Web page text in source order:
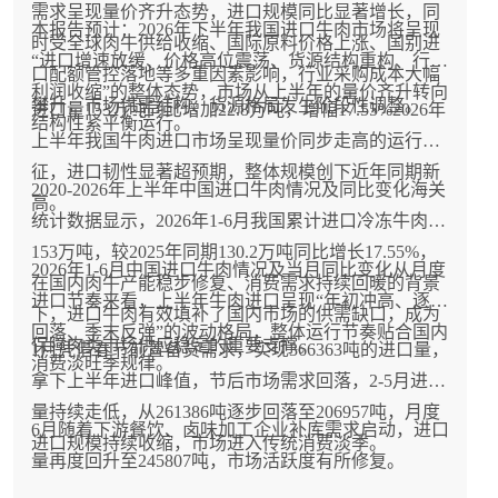
需求呈现量价齐升态势，进口规模同比显著增长，同
时受全球肉牛供给收缩、国际原料价格上涨、国别进
口配额管控落地等多重因素影响，行业采购成本大幅
攀升，市场供需结构、货源格局发生阶段性调整。
本报告预计：2026年下半年我国进口牛肉市场将呈现
“进口增速放缓、价格高位震荡、货源结构重构、行业
利润收缩”的整体态势，市场从上半年的量价齐升转向
结构性紧平衡运行。
进口量153万吨同比增加22.8万吨，增幅17.55%2026年
上半年我国牛肉进口市场呈现量价同步走高的运行特
征，进口韧性显著超预期，整体规模创下近年同期新
高。
2020-2026年上半年中国进口牛肉情况及同比变化海关
统计数据显示，2026年1-6月我国累计进口冷冻牛肉
153万吨，较2025年同期130.2万吨同比增长17.55%，
在国内肉牛产能稳步修复、消费需求持续回暖的背景
下，进口牛肉有效填补了国内市场的供需缺口，成为
保障肉类市场供应稳定的重要支撑。
2026年1-6月中国进口牛肉情况及当月同比变化从月度
进口节奏来看，上半年牛肉进口呈现“年初冲高、逐季
回落、季末反弹”的波动格局，整体运行节奏贴合国内
消费淡旺季规律。
1月凭借春节前置备货需求，实现366363吨的进口量，
拿下上半年进口峰值，节后市场需求回落，2-5月进口
量持续走低，从261386吨逐步回落至206957吨，月度
进口规模持续收缩，市场进入传统消费淡季。
6月随着下游餐饮、卤味加工企业补库需求启动，进口
量再度回升至245807吨，市场活跃度有所修复。